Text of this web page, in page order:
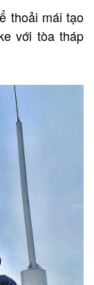
thoải mái tạo
với tòa tháp